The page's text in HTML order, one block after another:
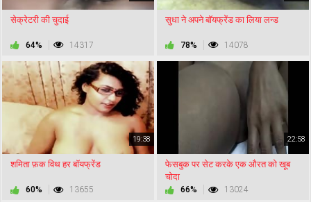
सेक्रेटरी की चुदाई
64% 14317
सुधा ने अपने बॉयफ्रेंड का लिया लन्ड
78% 14078
19:38
शमिता फ़क विथ हर बॉयफ्रेंड
60% 13655
22:58
फेसबुक पर सेट करके एक औरत को खूब
चोदा
66% 13024